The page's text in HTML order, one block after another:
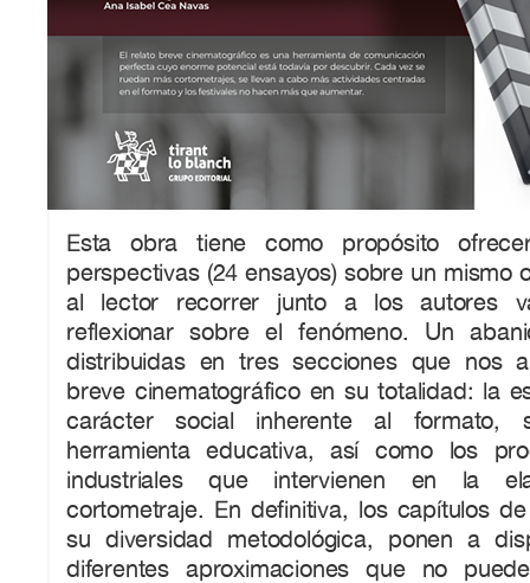
Esta obra tiene como propósito
perspectivas (24 ensayos) sobre un mismo
al lector recorrer junto a los autores
reflexionar sobre el fenómeno. Un
distribuidas en tres secciones que nos
breve cinematográfico en su totalidad: la
carácter social inherente al formato,
herramienta educativa, así como los
industriales que intervienen en la
cortometraje. En definitiva, los capítulos
su diversidad metodológica, ponen a
diferentes aproximaciones que no